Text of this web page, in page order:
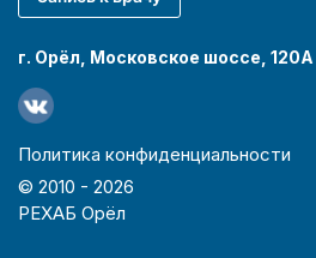
г. Орёл, Московское шоссе, 120А
Политика конфиденциальности
© 2010 - 2026
РЕХАБ Орёл